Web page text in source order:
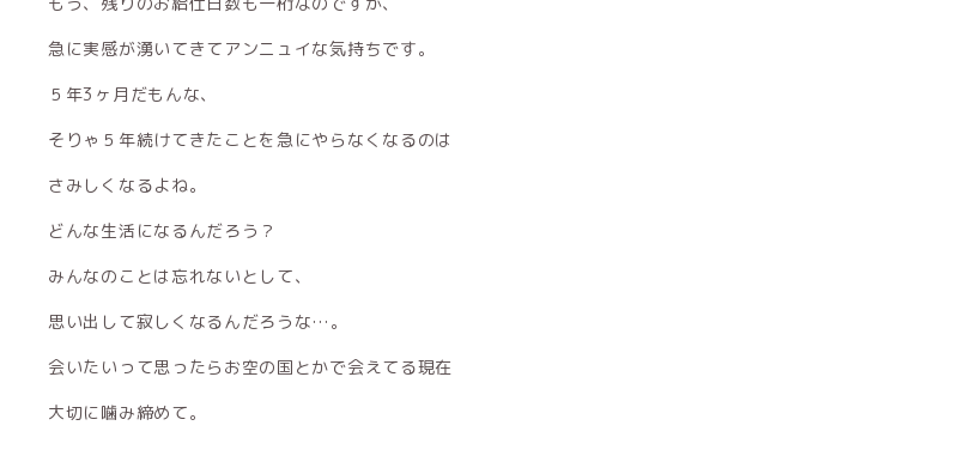
急に実感が湧いてきてアンニュイな気持ちです。
５年3ヶ月だもんな、
そりゃ５年続けてきたことを急にやらなくなるのは
さみしくなるよね。
どんな生活になるんだろう？
みんなのことは忘れないとして、
思い出して寂しくなるんだろうな…。
会いたいって思ったらお空の国とかで会えてる現在
大切に噛み締めて。